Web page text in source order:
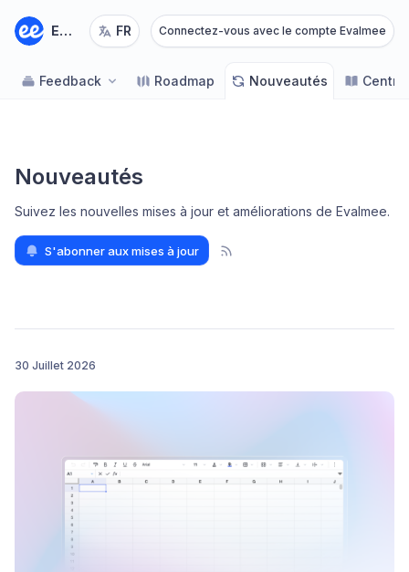
Evalmee FR Connectez-vous avec le compte Evalmee
Feedback Roadmap Nouveautés
Nouveautés
Suivez les nouvelles mises à jour et améliorations de Evalmee.
S'abonner aux mises à jour
30 Juillet 2026